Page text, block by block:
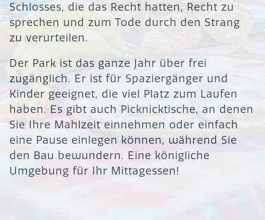
Schlosses, die das Recht hatten, Recht zu
sprechen und zum Tode durch den Strang
zu verurteilen.
Der Park ist das ganze Jahr über frei
zugänglich. Er ist für Spaziergänger und
Kinder geeignet, die viel Platz zum Laufen
haben. Es gibt auch Picknicktische, an denen
Sie Ihre Mahlzeit einnehmen oder einfach
eine Pause einlegen können, während Sie
den Bau bewundern. Eine königliche
Umgebung für Ihr Mittagessen!